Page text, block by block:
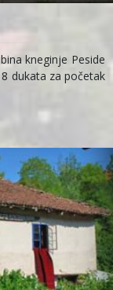
kneginje Peside
dukata za početak